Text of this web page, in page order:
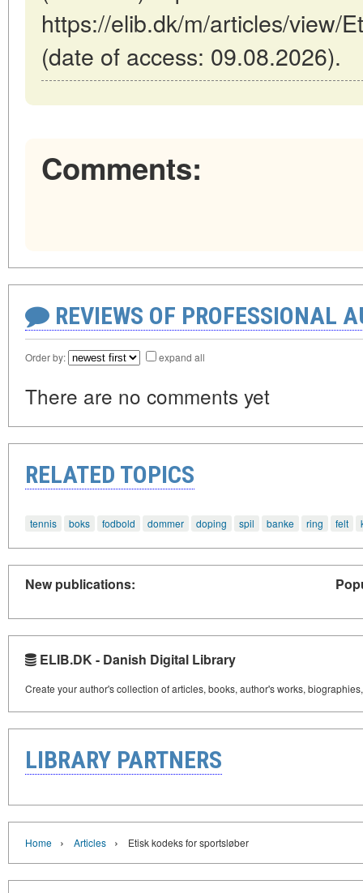
https://elib.dk/m/articles/view/
(date of access: 09.08.2026).
Comments:
REVIEWS OF PROFESSIONAL
Order by: expand all
There are no comments yet
RELATED TOPICS
tennis boks fodbold dommer doping spil banke ring felt
New publications:
ELIB.DK - Danish Digital Library
Create your author's collection of articles, books, author's works,
LIBRARY PARTNERS
Home › Articles › Etisk kodeks for sportsløber